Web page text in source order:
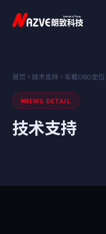
首页 技术支持 车载OBD定
NEWS DETAIL
技术支持